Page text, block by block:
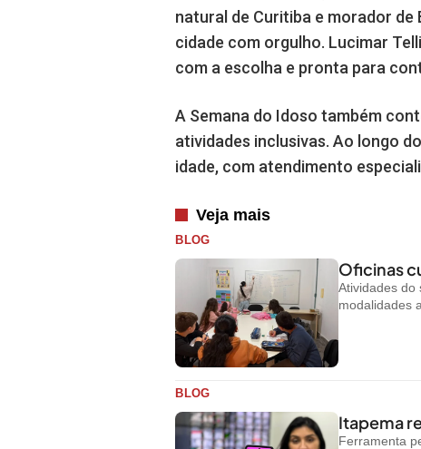
natural de Curitiba e morador
cidade com orgulho. Lucimar
com a escolha e pronta para
A Semana do Idoso também
atividades inclusivas. Ao longo
idade, com atendimento
Veja mais
BLOG
Oficinas
Atividades do
modalidades
BLOG
Itapema
Ferramenta